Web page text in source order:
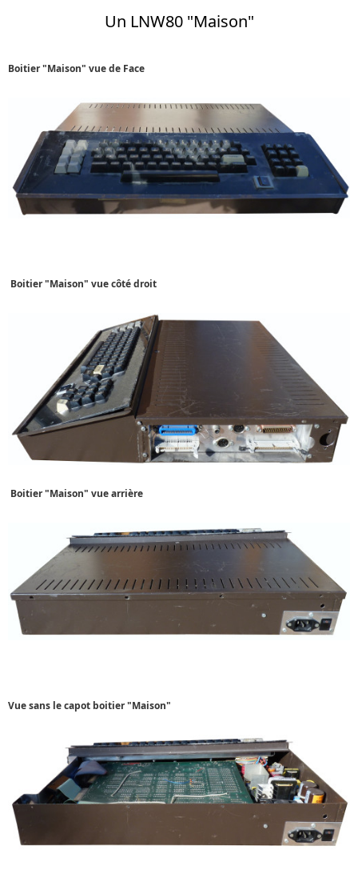
Un LNW80 "Maison"
Boitier "Maison" vue de Face
Boitier"Maison" vue côté droit
Boitier"Maison" vue arrière
Vue sans le capot boitier"Maison"